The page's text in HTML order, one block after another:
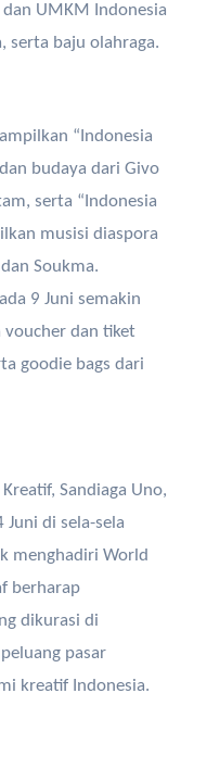
UMKM Indonesia
serta baju olahraga.
“Indonesia
budaya dari Givo
serta “Indonesia
musisi diaspora
Soukma.
9 Juni semakin
voucher dan tiket
goodie bags dari
Sandiaga Uno,
di sela-sela
menghadiri World
berharap
dikurasi di
pasar
kreatif Indonesia.